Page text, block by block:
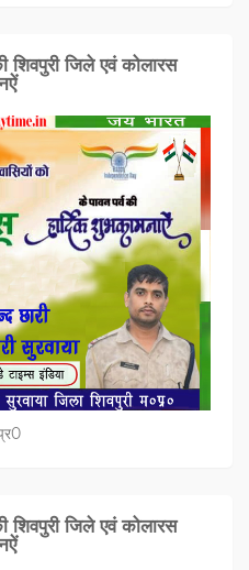
शिवपुरी जिले एवं कोलारस
शिवपुरी जिले एवं कोलारस